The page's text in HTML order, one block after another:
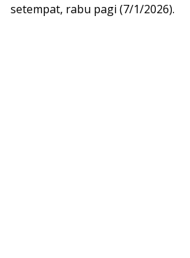
setempat, rabu pagi (7/1/2026).